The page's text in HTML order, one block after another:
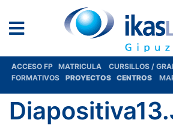
ACCESO FP MATRICULA CURSILLOS /
FORMATIVOS
PROYECTOS CENTROS